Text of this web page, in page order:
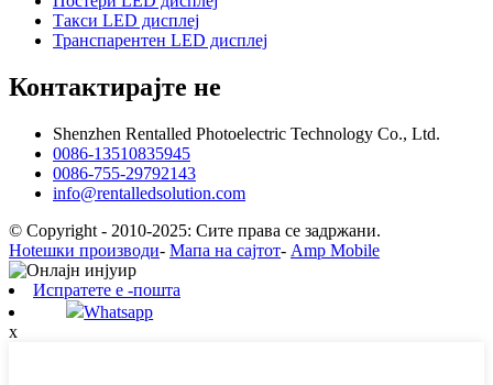
Такси LED дисплеј
Транспарентен LED дисплеј
Контактирајте не
Shenzhen Rentalled Photoelectric Technology Co., Ltd.
0086-13510835945
0086-755-29792143
info@rentalledsolution.com
© Copyright - 2010-2025: Сите права се задржани.
Hotешки производи- Мапа на сајтот- Amp Mobile
Испратете е -пошта
Whatsapp
x